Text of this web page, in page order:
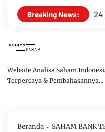
Breaking News:
Tembus Rp11,24 Triliun
Website Analisa Saham
Terpercaya & Pembahasannya
Beranda SAHAM BANK